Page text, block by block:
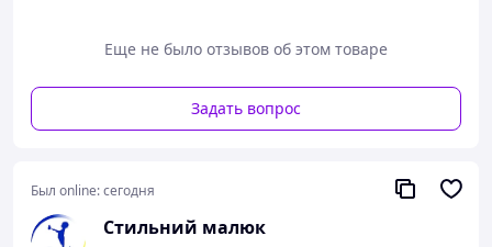
28 - 17,5 см
допустима погрешность +- 1-2 мм
Наличие нужного размера уточняйте!
Еще не было отзывов об этом товаре
Задать вопрос
Был online:сегодня
Стильний малюк